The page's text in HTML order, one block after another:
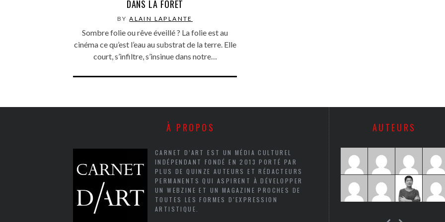
DANS LA FORÊT
BYALAIN LAPLANTE
Sombre folie ou rêve éveillé ? La folie est au
cinéma ce qu’est l’eau au substrat de la terre. Elle
court, s’infiltre, s’insinue dans notre…
À PROPOS
CARNET D’ART EST UN MÉDIA CULTUREL
INDÉPENDANT FONDÉ EN 2013 PORTÉ PAR
PLUS DE QUINZE AUTEURS ET RÉDACTEURS
PERMANENTS QUI ASPIRENT À DÉVELOPPER
UN WEBZINE ET UN MAGAZINE PROCHES DE
TOUTES LES FORMES D'EXPRESSION
ARTISTIQUE.
AUTEURS